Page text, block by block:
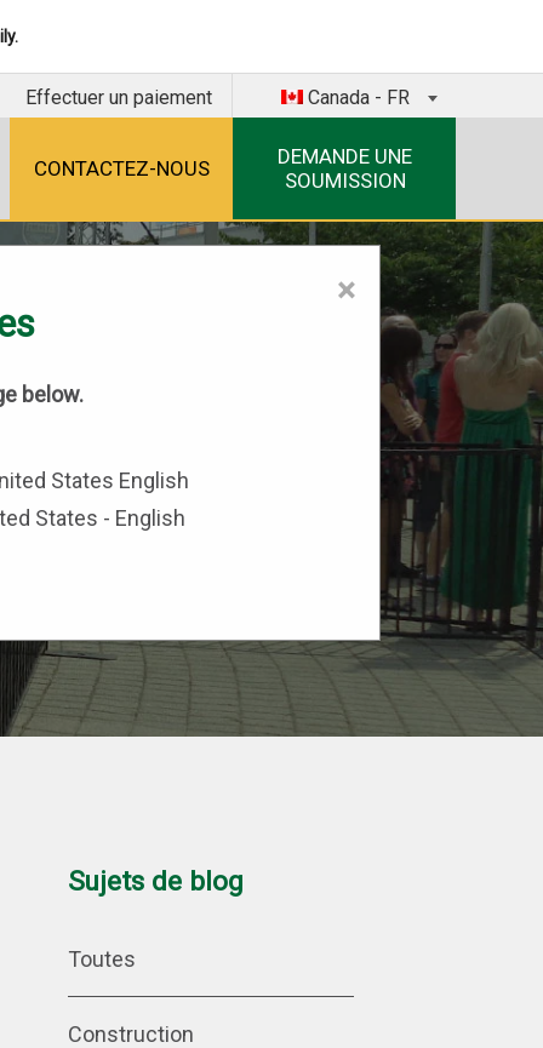
Effectuer un paiement Canada - FR
CONTACTEZ-NOUS
DEMANDE UNE
SOUMISSION
Sujets de blog
Toutes
Construction
×
below.
States - English